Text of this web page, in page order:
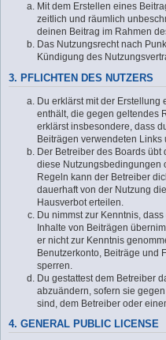
Mit dem Erstellen eines
zeitlich und räumlich
deinen Beitrag im Rahmen
Das Nutzungsrecht nach
Kündigung des
3. PFLICHTEN DES NUTZERS
Du erklärst mit der Erstellung
enthält, die gegen geltendes
erklärst insbesondere, dass
Beiträgen verwendeten Links
Der Betreiber des Boards übt
diese Nutzungsbedingungen
Regeln kann der Betreiber
dauerhaft von der Nutzung
Hausverbot erteilen.
Du nimmst zur Kenntnis,
Inhalte von Beiträgen
er nicht zur Kenntnis
Benutzerkonto, Beiträge und
sperren.
Du gestattest dem Betreiber
abzuändern, sofern sie
sind, dem Betreiber oder
4. GENERAL PUBLIC LICENSE